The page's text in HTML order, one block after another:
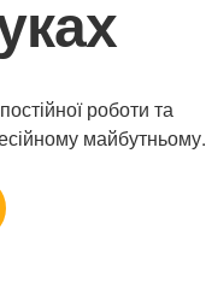
роботи та
майбутньому.